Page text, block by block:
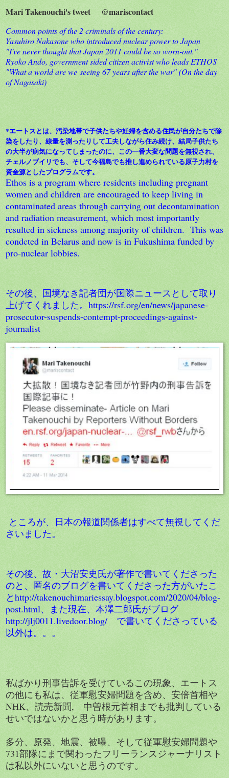
Mari Takenouchi's tweet @mariscontact
Common points of the 2 criminals of the century:
Yasuhiro Nakasone who introduced nuclear power to Japan
"I've never thought that Japan 2011 could be so worn-out."
Ryoko Ando, government sided citizen activist who leads ETHOS
"What a world are we seeing 67 years after the war" (On the day
of Nagasaki)
*エートスとは、汚染地帯で子供たちや妊婦を含める住民が自分たちで除
染をしたり、線量を測ったりして工夫しながら住み続け、結局子供たち
の大半が病気になってしまったのに、この一番大変な問題を無視され、
チェルノブイリでも、そして今福島でも推し進められている原子力村を
資金源としたプログラムです。
Ethos is a program where residents including pregnant
women and children are encouraged to keep living in
contaminated areas through carrying out decontamination
and radiation measurement, which most importantly
resulted in sickness among majority of children. This was
condcted in Belarus and now is in Fukushima funded by
pro-nuclear lobbies.
その後、国境なき記者団が国際ニュースとして取り
上げてくれました。https://rsf.org/en/news/japanese-
prosecutor-suspends-contempt-proceedings-against-
journalist
ところが、日本の報道関係者はすべて無視してくだ
さいました。
その後、故・大沼安史氏が著作で書いてくださった
のと、匿名のブログを書いてくださった方がいたこ
とhttp://takenouchimariessay.blogspot.com/2020/04/blog-
post.html、また現在、本澤二郎氏がブログ
http://jlj0011.livedoor.blog/ で書いてくださっている
以外は。。。
私ばかり刑事告訴を受けているこの現象、エートス
の他にも私は、従軍慰安婦問題を含め、安倍首相や
NHK、読売新聞, 中曽根元首相までも批判している
せいではないかと思う時があります。
多分、原発、地震、被曝、そして従軍慰安婦問題や
731部隊にまで関わったフリーランスジャーナリスト
は私以外にいないと思うのです。